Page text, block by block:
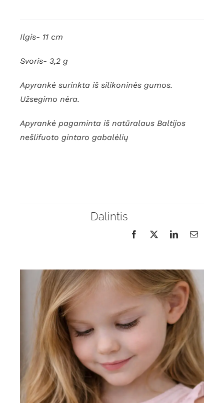
Ilgis- 11 cm
Svoris- 3,2 g
Apyrankė surinkta iš silikoninės gumos.
Užsegimo nėra.
Apyrankė pagaminta iš natūralaus Baltijos
nešlifuoto gintaro gabalėlių
Dalintis